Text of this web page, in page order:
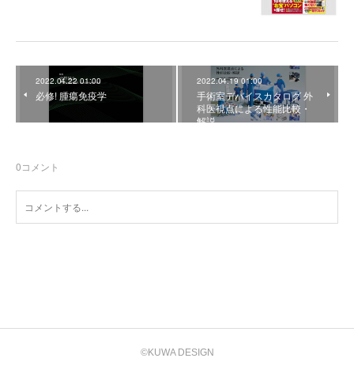
2022.04.22 01:00
必修! 腫瘍免疫学
2022.04.19 01:00
手術室デバイスカタログ 外
科医視点による性能比較・
解説
0コメント
©KUWA DESIGN